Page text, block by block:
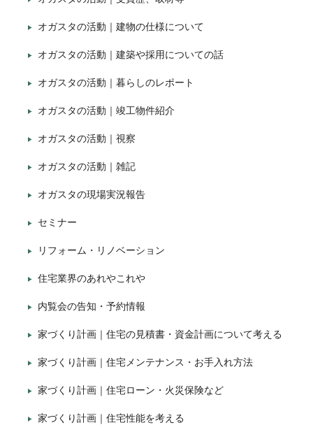
オガスタの活動｜建物の仕様について
オガスタの活動｜建築や採用についての話
オガスタの活動｜暮らしのレポート
オガスタの活動｜竣工物件紹介
オガスタの活動｜視察
オガスタの活動｜雑記
オガスタの現場実況報告
セミナー
リフォーム・リノベーション
住宅業界のあれやこれや
内覧会の告知・予約情報
家づくり計画｜住宅の見積書・資金計画について考える
家づくり計画｜住宅メンテナンス・お手入れ方法
家づくり計画｜住宅ローン・火災保険など
家づくり計画｜住宅性能を考える